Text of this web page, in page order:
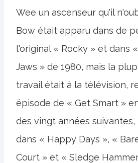
Wee un ascenseur qu'il
Bow était apparu dans de
l'original « Rocky » et dans
Jaws » de 1980, mais la
travail était à la télévision,
épisode de « Get Smart »
des vingt années
dans « Happy Days », «
Court » et « Sledge